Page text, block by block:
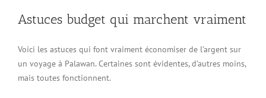
Astuces budget qui marchent vraiment
Voici les astuces qui font vraiment économiser de l’argent sur
un voyage à Palawan. Certaines sont évidentes, d’autres moins,
mais toutes fonctionnent.